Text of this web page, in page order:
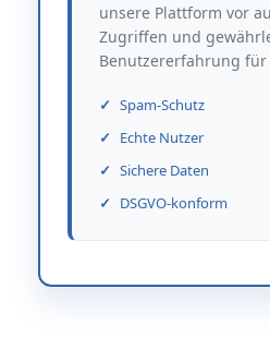
unsere Plattform vor
Zugriffen und
Benutzererfahrung für
Spam-Schutz
Echte Nutzer
Sichere Daten
DSGVO-konform